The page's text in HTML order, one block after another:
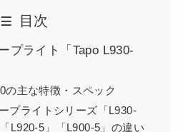
目次
プライト「Tapo L930-
の主な特徴・スペック
プライトシリーズ「L930-
L920-5」「L900-5」の違い